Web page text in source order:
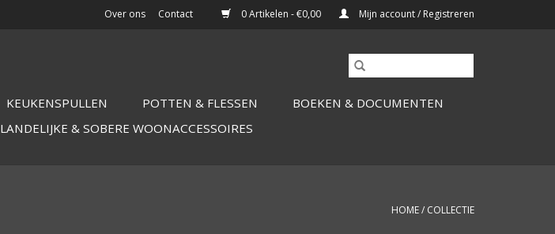
0 Artikelen - €0,00 Mijn account / Registreren
Over ons Contact
KEUKENSPULLEN POTTEN & FLESSEN
BOEKEN & DOCUMENTEN
LANDELIJKE & SOBERE WOONACCESSOIRES
HOME/ COLLECTIE